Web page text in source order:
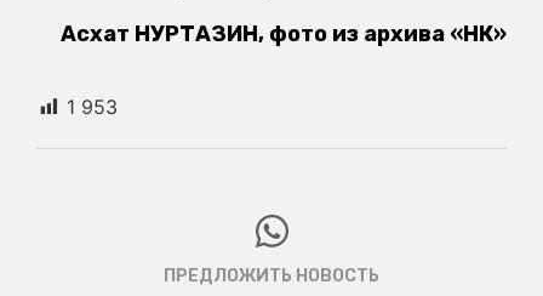
Асхат НУРТАЗИН, фото из архива «НК»
1 953
ПРЕДЛОЖИТЬ НОВОСТЬ